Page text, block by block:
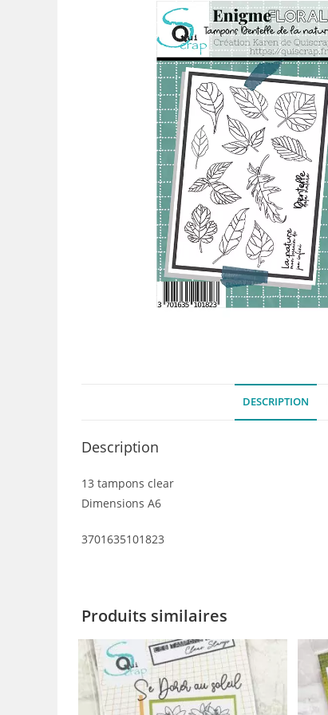
DESCRIPTION
Description
13 tampons clear
Dimensions A6
3701635101823
Produits similaires